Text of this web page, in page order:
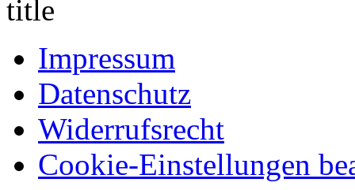
Impressum
Datenschutz
Widerrufsrecht
Cookie-Einstellungen